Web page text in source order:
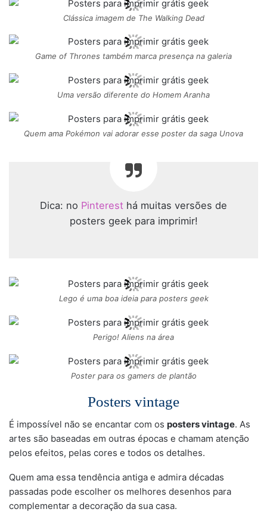
Clássica imagem de The Walking Dead
Game of Thrones também marca presença na galeria
Uma versão diferente do Homem Aranha
Quem ama Pokémon vai adorar esse poster da saga Unova
Dica: no Pinterest há muitas versões de
posters geek para imprimir!
Lego é uma boa ideia para posters geek
Perigo! Aliens na área
Poster para os gamers de plantão
Posters vintage
É impossível não se encantar com os posters vintage. As
artes são baseadas em outras épocas e chamam atenção
pelos efeitos, pelas cores e todos os detalhes.
Quem ama essa tendência antiga e admira décadas
passadas pode escolher os melhores desenhos para
complementar a decoração da sua casa.